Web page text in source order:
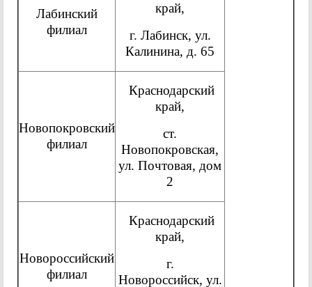
Лабинский
филиал
край,
г. Лабинск, ул.
Калинина, д. 65
Новопокровский
филиал
Краснодарский
край,
ст.
Новопокровская,
ул. Почтовая, дом
2
Новороссийский
филиал
Краснодарский
край,
г.
Новороссийск, ул.